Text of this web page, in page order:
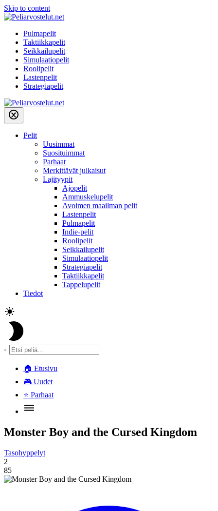
Skip to content
Pulmapelit
Taktiikkapelit
Seikkailupelit
Simulaatiopelit
Roolipelit
Lastenpelit
Strategiapelit
Pelit
Uusimmat
Suosituimmat
Parhaat
Merkittävät julkaisut
Lajityypit
Ajopelit
Ammuskelupelit
Avoimen maailman pelit
Lastenpelit
Pulmapelit
Indie-pelit
Roolipelit
Seikkailupelit
Simulaatiopelit
Strategiapelit
Taktiikkapelit
Tappelupelit
Tiedot
🏠 Etusivu
🎮 Uudet
⭐ Parhaat
Monster Boy and the Cursed Kingdom
Tasohyppelyt
2
85